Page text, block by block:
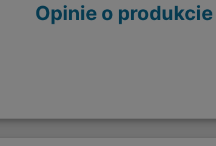
Opinie o produkcie